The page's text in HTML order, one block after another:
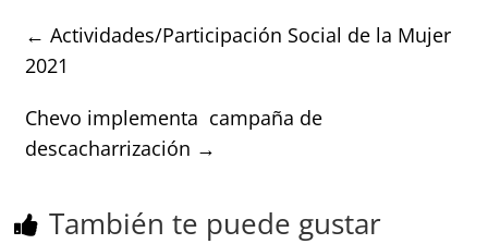
← Actividades/Participación Social de la Mujer
2021
Chevo implementa campaña de
descacharrización →
También te puede gustar